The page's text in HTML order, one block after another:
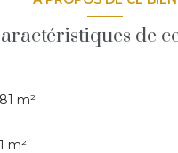
énergie D 176/ GES D 35
des dépenses annuelles
un usage standard est
de
m²
m²